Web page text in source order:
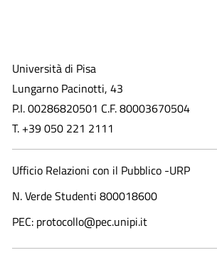
Università di Pisa
Lungarno Pacinotti, 43
P.I. 00286820501 C.F. 80003670504
T. +39 050 221 2111
Ufficio Relazioni con il Pubblico -URP
N. Verde Studenti 800018600​
PEC: protocollo@pec.unipi.it